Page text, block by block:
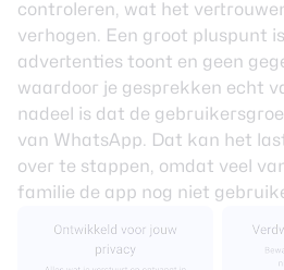
controleren, wat het
verhogen. Een groot pluspunt
advertenties toont en geen
waardoor je gesprekken echt
nadeel is dat de
van WhatsApp. Dat kan het
over te stappen, omdat veel
familie de app nog niet